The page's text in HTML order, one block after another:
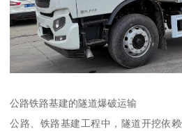
公路铁路基建的隧道爆破运输​
公路、铁路基建工程中，隧道开挖依